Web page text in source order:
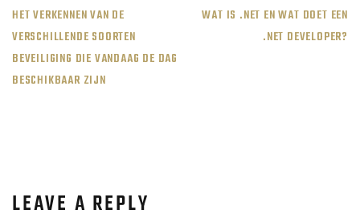
POST
NAVIGATION
HET VERKENNEN VAN DE
VERSCHILLENDE SOORTEN
BEVEILIGING DIE VANDAAG DE DAG
BESCHIKBAAR ZIJN
WAT IS .NET EN WAT DOET EEN
.NET DEVELOPER?
LEAVE A REPLY